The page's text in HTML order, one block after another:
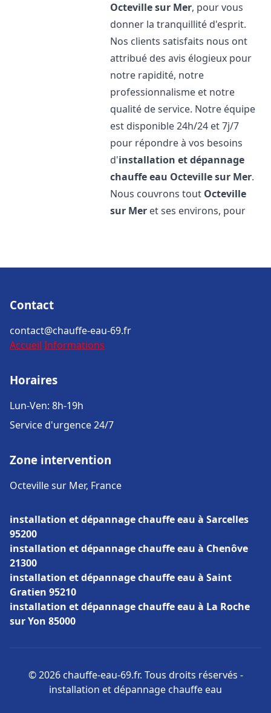
Octeville sur Mer, pour vous
donner la tranquillité d'esprit.
Nos clients satisfaits nous ont
attribué des avis élogieux pour
notre rapidité, notre
professionnalisme et notre
qualité de service. Notre équipe
est disponible 24h/24 et 7j/7
pour répondre à vos besoins
d'installation et dépannage
chauffe eau Octeville sur Mer.
Nous couvrons tout Octeville
sur Mer et ses environs, pour
Contact
contact@chauffe-eau-69.fr
Accueil Informations
Horaires
Lun-Ven: 8h-19h
Service d'urgence 24/7
Zone intervention
Octeville sur Mer, France
installation et dépannage chauffe eau à Sarcelles
95200
installation et dépannage chauffe eau à Chenôve
21300
installation et dépannage chauffe eau à Saint
Gratien 95210
installation et dépannage chauffe eau à La Roche
sur Yon 85000
© 2026 chauffe-eau-69.fr. Tous droits réservés -
installation et dépannage chauffe eau